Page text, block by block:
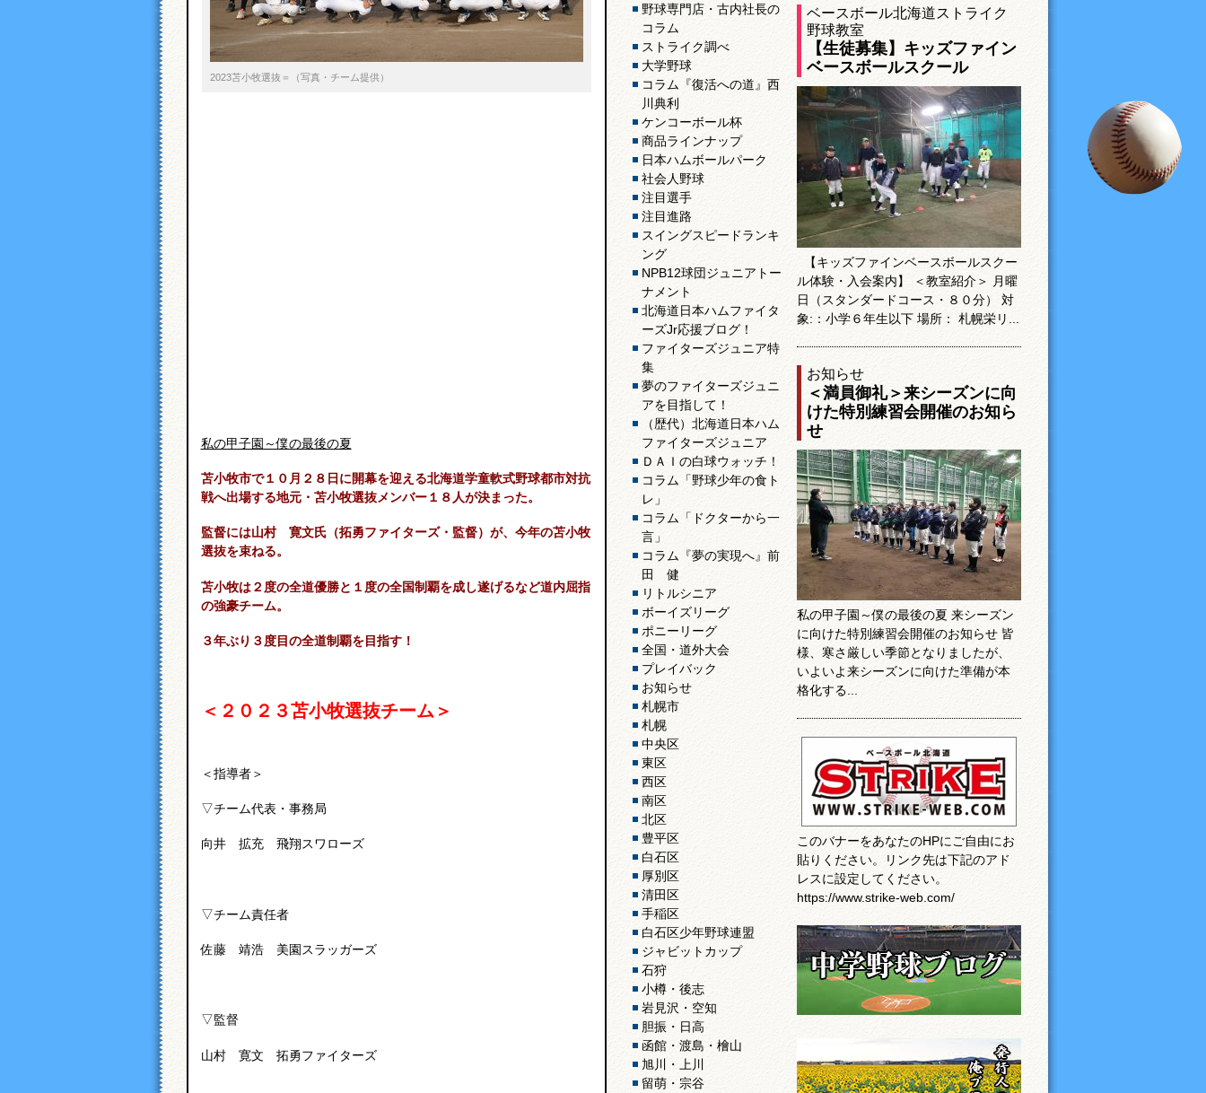
2023苫小牧選抜＝（写真・チーム提供）
私の甲子園～僕の最後の夏
苫小牧市で１０月２８日に開幕を迎える北海道学童軟式野球都市対抗
戦へ出場する地元・苫小牧選抜メンバー１８人が決まった。
監督には山村 寛文氏（拓勇ファイターズ・監督）が、今年の苫小牧
選抜を束ねる。
苫小牧は２度の全道優勝と１度の全国制覇を成し遂げるなど道内屈指
の強豪チーム。
３年ぶり３度目の全道制覇を目指す！
＜２０２３苫小牧選抜チーム＞
＜指導者＞
▽チーム代表・事務局
向井 拡充 飛翔スワローズ
▽チーム責任者
佐藤 靖浩 美園スラッガーズ
▽監督
山村 寛文 拓勇ファイターズ
野球専門店・古内社長の
コラム
ストライク調べ
大学野球
コラム『復活への道』西
川典利
ケンコーボール杯
商品ラインナップ
日本ハムボールパーク
社会人野球
注目選手
注目進路
スイングスピードランキ
ング
NPB12球団ジュニアトー
ナメント
北海道日本ハムファイタ
ーズJr応援ブログ！
ファイターズジュニア特
集
夢のファイターズジュニ
アを目指して！
（歴代）北海道日本ハム
ファイターズジュニア
ＤＡＩの白球ウォッチ！
コラム「野球少年の食ト
レ」
コラム「ドクターから一
言」
コラム『夢の実現へ』前
田 健
リトルシニア
ボーイズリーグ
ポニーリーグ
全国・道外大会
プレイバック
お知らせ
札幌市
札幌
中央区
東区
西区
南区
北区
豊平区
白石区
厚別区
清田区
手稲区
白石区少年野球連盟
ジャビットカップ
石狩
小樽・後志
岩見沢・空知
胆振・日高
函館・渡島・檜山
旭川・上川
留萌・宗谷
ベースボール北海道ストライク
野球教室
【生徒募集】キッズファイン
ベースボールスクール
【キッズファインベースボールスクー
ル体験・入会案内】 ＜教室紹介＞ 月曜
日（スタンダードコース・８０分） 対
象:：小学６年生以下 場所： 札幌栄リ...
お知らせ
＜満員御礼＞来シーズンに向
けた特別練習会開催のお知ら
せ
私の甲子園～僕の最後の夏 来シーズン
に向けた特別練習会開催のお知らせ 皆
様、寒さ厳しい季節となりましたが、
いよいよ来シーズンに向けた準備が本
格化する...
このバナーをあなたのHPにご自由にお
貼りください。リンク先は下記のアド
レスに設定してください。
https://www.strike-web.com/